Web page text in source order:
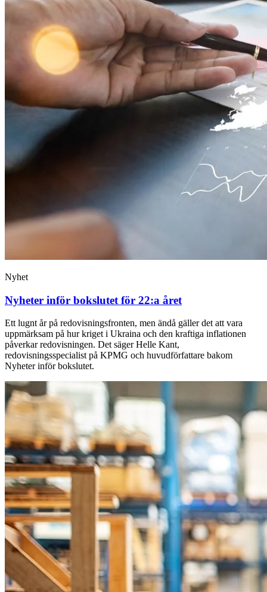
Nyhet
Nyheter inför bokslutet för 22:a året
Ett lugnt år på redovisningsfronten, men ändå gäller det att vara
uppmärksam på hur kriget i Ukraina och den kraftiga inflationen
påverkar redovisningen. Det säger Helle Kant,
redovisningsspecialist på KPMG och huvudförfattare bakom
Nyheter inför bokslutet.